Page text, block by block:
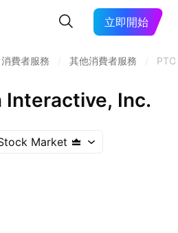
立即開始
消費者服務 其他消費者服務
Interactive, Inc.
Market